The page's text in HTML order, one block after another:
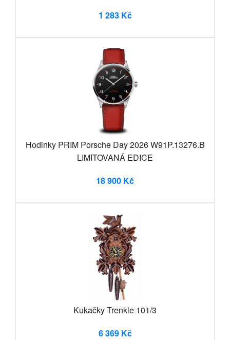
1 283 Kč
Hodinky PRIM Porsche Day 2026 W91P.13276.B
LIMITOVANÁ EDICE
18 900 Kč
Kukačky Trenkle 101/3
6 369 Kč